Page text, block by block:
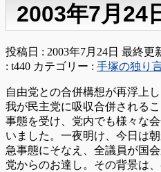
2003年7月24
投稿日 : 2003年7月24日 最終更
: t440 カテゴリー : 手塚の独り
自由党との合併構想が再浮上
我が民主党に吸収合併される
事態を受け、党内でも様々な
いました。一夜明け、今日は
急事態にそなえ、全議員が国
党からのお達し。その背景は